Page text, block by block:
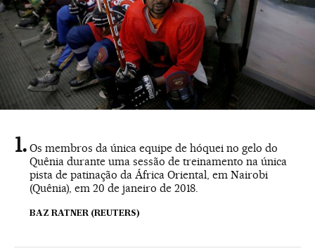
Os membros da única equipe de hóquei no gelo do
Quênia durante uma sessão de treinamento na única
pista de patinação da África Oriental, em Nairobi
(Quênia), em 20 de janeiro de 2018.
BAZ RATNER (REUTERS)